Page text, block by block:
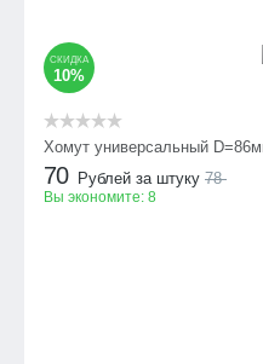
СКИДКА
10%
Хомут универсальный
70 Рублей за штуку 78
Вы экономите: 8